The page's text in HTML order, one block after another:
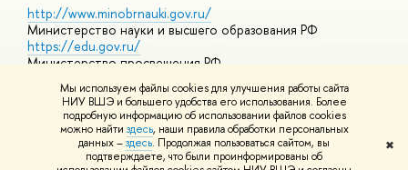
Мы используем файлы cookies для улучшения работы сайта
НИУ ВШЭ и большего удобства его использования. Более
подробную информацию об использовании файлов cookies
можно найти здесь, наши правила обработки персональных
данных –здесь. Продолжая пользоваться сайтом, вы
подтверждаете, что были проинформированы об
✖
http://www.minobrnauki.gov.ru/
Министерство науки и высшего образования РФ
https://edu.gov.ru/
Министерство просвещения РФ
https://elearning.hse.ru/mooc
Массовые открытые онлайн-курсы
© НИУ ВШЭ 1993–2026 Адреса и контактыУсловия
использования материалов Политика конфиденциальности